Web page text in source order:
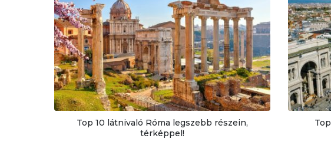
Top 10 látnivaló Róma legszebb részein,
térképpel!